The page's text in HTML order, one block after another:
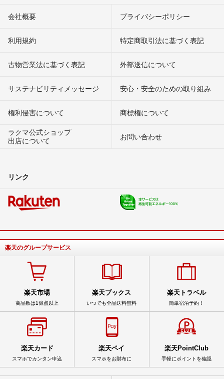
会社概要 プライバシーポリシー
利用規約 特定商取引法に基づく表記
古物営業法に基づく表記 外部送信について
サステナビリティメッセージ 安心・安全のための取り組み
権利侵害について
商標権について
ラクマ公式ショップ
出店について
お問い合わせ
リンク
楽天のグループサービス
楽天市場
商品数は1億点以上
楽天ブックス
いつでも全品送料無料
楽天トラベル
簡単宿泊予約！
楽天カード
スマホでカンタン申込
楽天ペイ
スマホをお財布に
楽天PointClub
手軽にポイントを確認